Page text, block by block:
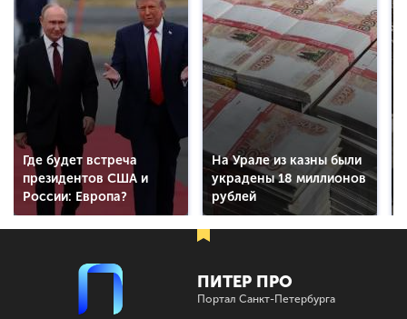
Где будет встреча
президентов США и
России: Европа?
На Урале из казны были
украдены 18 миллионов
рублей
ПИТЕР ПРО
Портал Санкт-Петербурга